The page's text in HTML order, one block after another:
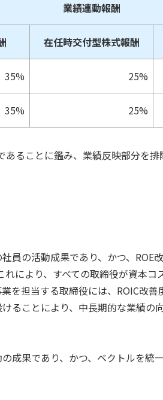
業績連動報酬
在任時交付型株式報酬
35% 25%
35% 25%
ることに鑑み、業績反映部分を
員の活動成果であり、かつ、ROE
により、すべての取締役が資本
を担当する取締役には、ROIC改
ることにより、中長期的な業績の
成果であり、かつ、ベクトルを統